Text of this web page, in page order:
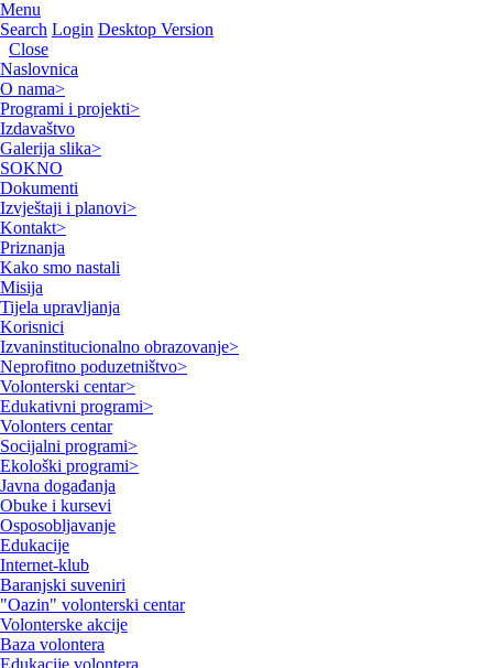
Menu
Search Login Desktop Version
Close
Naslovnica
O nama>
Programi i projekti>
Izdavaštvo
Galerija slika>
SOKNO
Dokumenti
Izvještaji i planovi>
Kontakt>
Priznanja
Kako smo nastali
Misija
Tijela upravljanja
Korisnici
Izvaninstitucionalno obrazovanje>
Neprofitno poduzetništvo>
Volonterski centar>
Edukativni programi>
Volonters centar
Socijalni programi>
Ekološki programi>
Javna događanja
Obuke i kursevi
Osposobljavanje
Edukacije
Internet-klub
Baranjski suveniri
"Oazin" volonterski centar
Volonterske akcije
Baza volontera
Edukacije volontera